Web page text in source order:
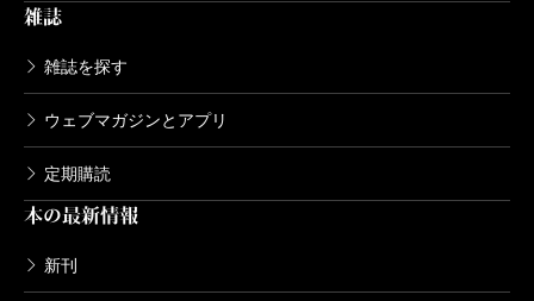
雑誌
雑誌を探す
ウェブマガジンとアプリ
定期購読
本の最新情報
新刊